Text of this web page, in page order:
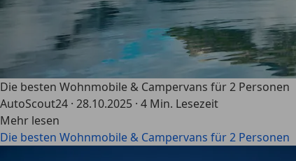
Die besten Wohnmobile & Campervans für 2 Personen
AutoScout24 · 28.10.2025 · 4 Min. Lesezeit
Mehr lesen
Die besten Wohnmobile & Campervans für 2 Personen